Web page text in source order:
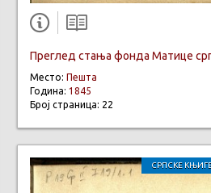
Преглед стања фонда Матице
Место: Пешта
Година: 1845
Број страница: 22
СРПСКЕ